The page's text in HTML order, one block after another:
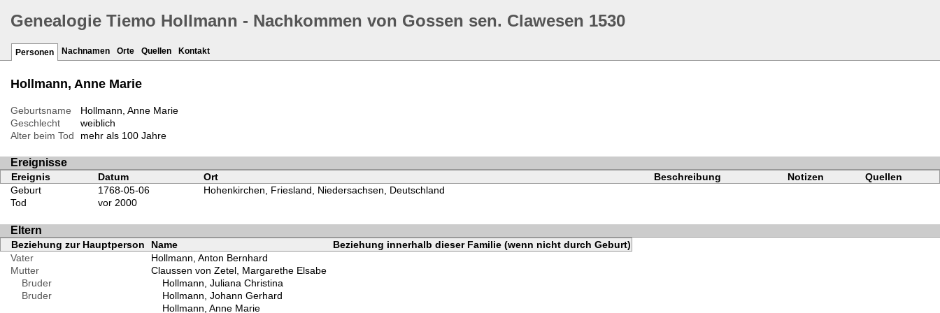
Genealogie Tiemo Hollmann - Nachkommen von Gossen sen. Clawesen 1530
Personen Nachnamen Orte Quellen Kontakt
Hollmann, Anne Marie
Geburtsname
Hollmann, Anne Marie
Geschlecht
weiblich
Alter beim Tod
mehr als 100 Jahre
Ereignisse
Ereignis Datum Ort Beschreibung Notizen
Quellen
Geburt
1768-05-06
Hohenkirchen, Friesland, Niedersachsen, Deutschland
Tod
vor 2000
Eltern
Beziehung zur Hauptperson Name
Beziehung innerhalb dieser Familie (wenn nicht durch Geburt)
Vater
Hollmann, Anton Bernhard
Mutter
Claussen von Zetel, Margarethe Elsabe
Bruder
Hollmann, Juliana Christina
Bruder
Hollmann, Johann Gerhard
Hollmann, Anne Marie